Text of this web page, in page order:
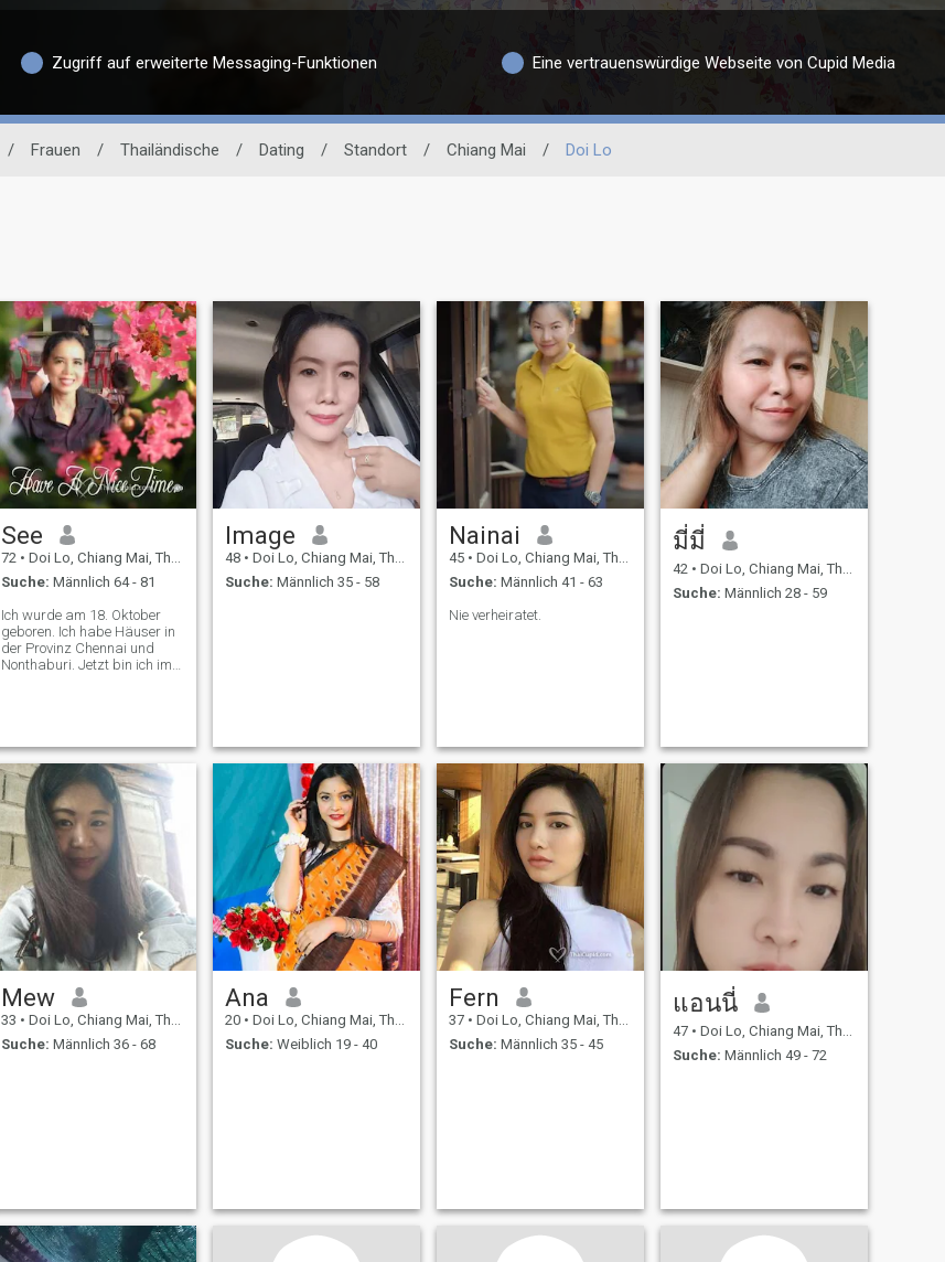
Zugriff auf erweiterte Messaging-Funktionen Eine vertrauenswürdige Webseite von Cupid Media
/ Frauen / Thailändische / Dating / Standort / Chiang Mai / Doi Lo
See
72 • Doi Lo, Chiang Mai, Thailand
Suche: Männlich 64 - 81
Ich wurde am 18. Oktober
geboren. Ich habe Häuser in
der Provinz Chennai und
Nonthaburi. Jetzt bin ich im
Image
48 • Doi Lo, Chiang Mai, Thailand
Suche: Männlich 35 - 58
Nainai
45 • Doi Lo, Chiang Mai, Thailand
Suche: Männlich 41 - 63
Nie verheiratet.
มี่มี่
42 • Doi Lo, Chiang Mai, Thailand
Suche: Männlich 28 - 59
Mew
33 • Doi Lo, Chiang Mai, Thailand
Suche: Männlich 36 - 68
Ana
20 • Doi Lo, Chiang Mai, Thailand
Suche: Weiblich 19 - 40
Fern
37 • Doi Lo, Chiang Mai, Thailand
Suche: Männlich 35 - 45
แอนนี่
47 • Doi Lo, Chiang Mai, Thailand
Suche: Männlich 49 - 72